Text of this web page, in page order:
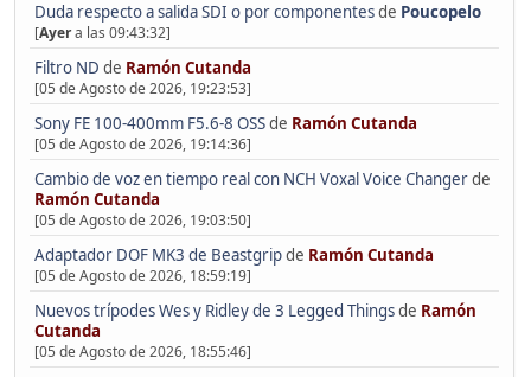
Duda respecto a salida SDI o por componentesde Poucopelo
[Ayera las 09:43:32]
Filtro ND de Ramón Cutanda
[05 de Agosto de 2026, 19:23:53]
Sony FE 100-400mm F5.6-8 OSSde Ramón Cutanda
[05 de Agosto de 2026, 19:14:36]
Cambio de voz en tiempo real con NCH Voxal Voice Changerde
Ramón Cutanda
[05 de Agosto de 2026, 19:03:50]
Adaptador DOF MK3 de Beastgripde Ramón Cutanda
[05 de Agosto de 2026, 18:59:19]
Nuevos trípodes Wes y Ridley de 3 Legged Thingsde Ramón
Cutanda
[05 de Agosto de 2026, 18:55:46]